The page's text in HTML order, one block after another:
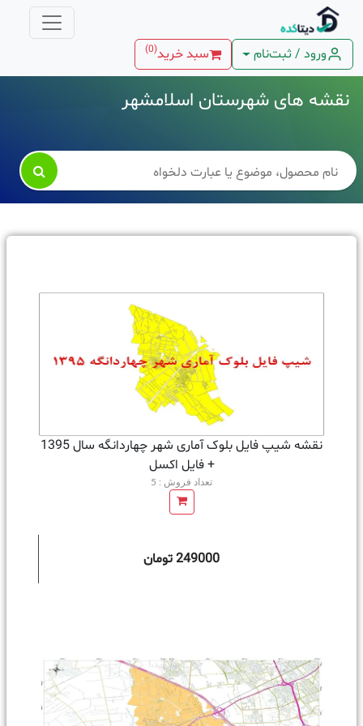
ورود / ثبت‌نام سبد خرید(
0
)
نقشه های شهرستان اسلامشهر

نقشه شیپ فایل بلوک آماری شهر چهاردانگه سال 1395
+ فايل اكسل
تعداد فروش : 5
249000 تومان